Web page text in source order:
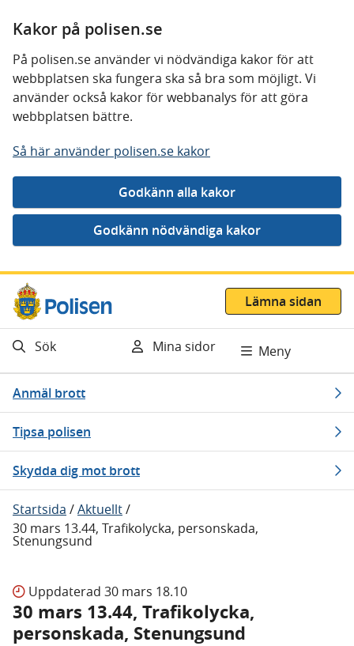
Kakor på polisen.se
På polisen.se använder vi nödvändiga kakor för att
webbplatsen ska fungera ska så bra som möjligt. Vi
använder också kakor för webbanalys för att göra
webbplatsen bättre.
Så här använder polisen.se kakor
Gå direkt till innehåll
Lämna sidan
Sök Mina sidor Meny
Anmäl brott
Tipsa polisen
Skydda dig mot brott
Startsida /Aktuellt/
30 mars 13.44, Trafikolycka, personskada,
Stenungsund
Uppdaterad 30 mars 18.10
30 mars 13.44, Trafikolycka,
personskada, Stenungsund